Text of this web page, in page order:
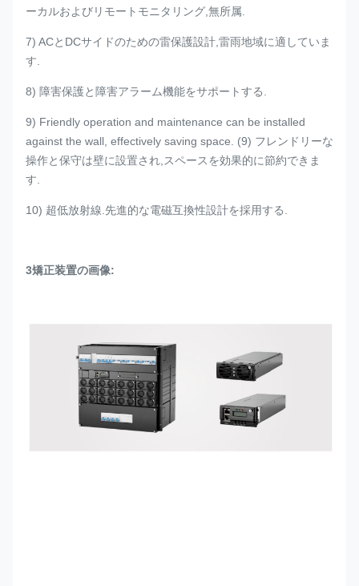
ーカルおよびリモートモニタリング,無所属.
7) ACとDCサイドのための雷保護設計,雷雨地域に適していま
す.
8) 障害保護と障害アラーム機能をサポートする.
9) Friendly operation and maintenance can be installed
against the wall, effectively saving space. (9) フレンドリーな
操作と保守は壁に設置され,スペースを効果的に節約できま
す.
10) 超低放射線.先進的な電磁互換性設計を採用する.
3矯正装置の画像: